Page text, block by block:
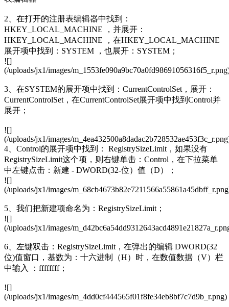
2、在打开的注册表编辑器中找到：
HKEY_LOCAL_MACHINE ，并展开：
HKEY_LOCAL_MACHINE ，在HKEY_LOCAL_MACHINE
展开项中找到：SYSTEM ，也展开：SYSTEM；
![]
(/uploads/jx1/images/
3、在SYSTEM的展开项中找到：CurrentControlSet，展开：
CurrentControlSet，在CurrentControlSet展开项中找到Control并
展开；
![]
(/uploads/jx1/images/
4、Control的展开项中找到： RegistrySizeLimit，如果没有
RegistrySizeLimit这个项，则右键单击：Control，在下拉菜单
中左键点击：新建 - DWORD(32-位）值（D）；
![]
(/uploads/jx1/images/
5、我们把新建项命名为：RegistrySizeLimit；
![]
(/uploads/jx1/images/
6、左键双击：RegistrySizeLimit，在弹出的编辑 DWORD(32
位)值窗口，基数为：十六进制（H）时，在数值数据（V）栏
中输入 ：ffffffff；
![]
(/uploads/jx1/images/m_4dd0cf444565f01f8fe34eb8bf7c7d9b_r.png)